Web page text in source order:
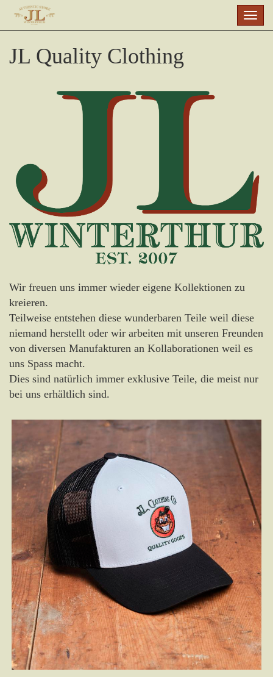
Skip
content
JL Quality Clothing
Wir freuen uns immer wieder eigene Kollektionen zu
kreieren.
Teilweise entstehen diese wunderbaren Teile weil diese
niemand herstellt oder wir arbeiten mit unseren Freunden
von diversen Manufakturen an Kollaborationen weil es
uns Spass macht.
Dies sind natürlich immer exklusive Teile, die meist nur
bei uns erhältlich sind.